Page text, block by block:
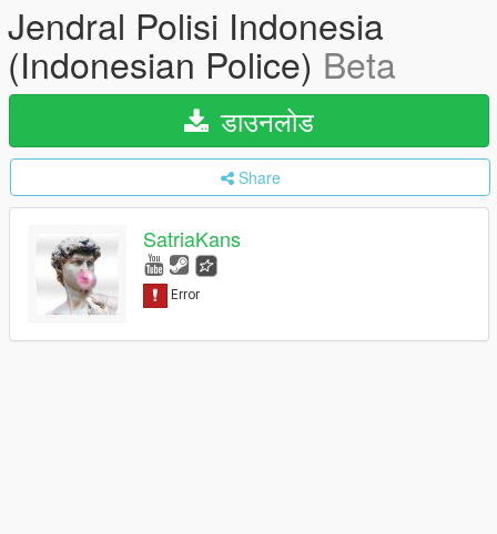
Jendral Polisi Indonesia
(Indonesian Police) Beta
डाउनलोड
Share
SatriaKans